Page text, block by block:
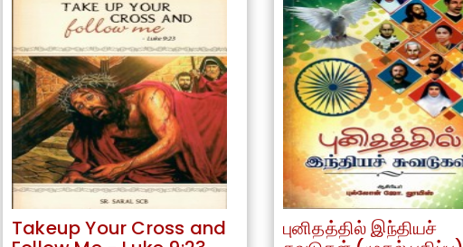
Takeup Your Cross and புனிதத்தில் இந்தியச்